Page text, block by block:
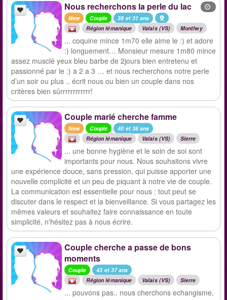
Nous recherchons la perle du lac
New Couple
39 et 31 ans
Région lémanique
Valais (VS) Monthey
... coquine mince 1m70 elle aime le :) et adore
:) longuement… Monsieur mesure 1m80 mince
assez musclé yeux bleu barbe de 2jours bien entretenu et
passionné par le :) a 2 a 3 … et nous recherchons notre perle
d’un soir ou plus .. écrit nous ou bien un couple dans nos
critères bien sûrrrrrrrrrrrr!
Couple marié cherche famme
New Couple
40 et 36 ans
Région lémanique
Valais (VS) Sierre
... une bonne hygiène et le soin de soi sont
importants pour nous. Nous souhaitons vivre
une expérience douce, sans pression, qui puisse apporter une
nouvelle complicité et un peu de piquant à notre vie de couple.
La communication est essentielle pour nous : tout peut se
discuter dans le respect et la bienveillance. Si vous partagez les
mêmes valeurs et souhaitez faire connaissance en toute
simplicité, n'hésitez pas à nous écrire.
Couple cherche a passe de bons
moments
Couple
43 et 37 ans
Région lémanique
Valais (VS) Sierre
... pouvons pas.. nous cherchons echangisme,